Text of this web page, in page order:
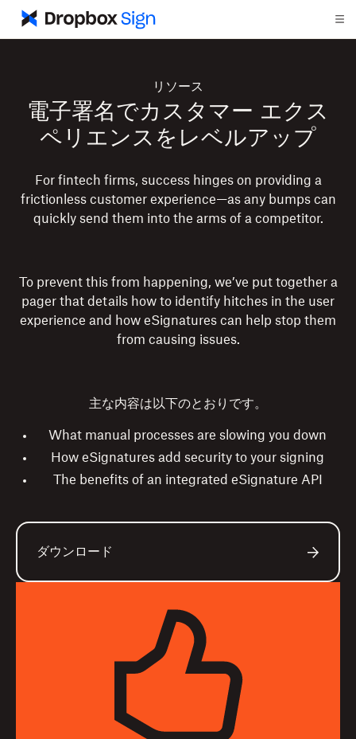
リソース
電子署名でカスタマー エクス
ペリエンスをレベルアップ
For fintech firms, success hinges on providing a
frictionless customer experience—as any bumps can
quickly send them into the arms of a competitor.
To prevent this from happening, we’ve put together a
pager that details how to identify hitches in the user
experience and how eSignatures can help stop them
from causing issues.
主な内容は以下のとおりです。
What manual processes are slowing you down
How eSignatures add security to your signing
The benefits of an integrated eSignature API
ダウンロード